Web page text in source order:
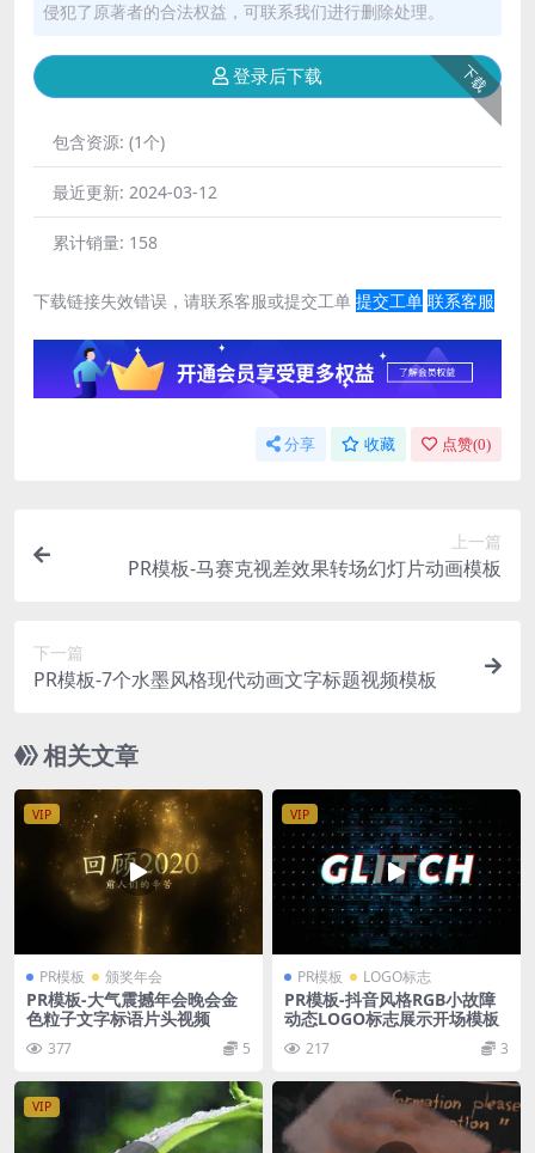
侵犯了原著者的合法权益，可联系我们进行删除处理。
下载
登录后下载
包含资源: (1个)
最近更新: 2024-03-12
累计销量: 158
下载链接失效错误，请联系客服或提交工单 提交工单 联系客服
分享 收藏 点赞(0)
上一篇
PR模板-马赛克视差效果转场幻灯片动画模板
下一篇
PR模板-7个水墨风格现代动画文字标题视频模板
相关文章
VIP
PR模板 颁奖年会
PR模板-大气震撼年会晚会金
色粒子文字标语片头视频
377 5
VIP
PR模板 LOGO标志
PR模板-抖音风格RGB小故障
动态LOGO标志展示开场模板
217 3
VIP